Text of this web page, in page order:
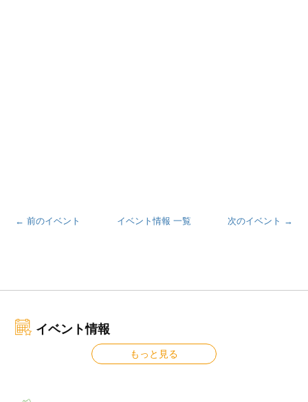
← 前のイベント 次のイベント →
イベント情報 一覧
イベント情報
もっと見る